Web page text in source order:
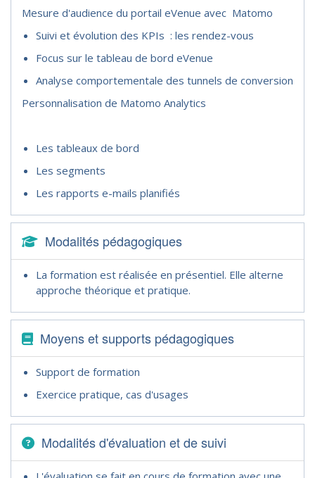
Mesure d'audience du portail eVenue avec Matomo
Suivi et évolution des KPIs : les rendez-vous
Focus sur le tableau de bord eVenue
Analyse comportementale des tunnels de conversion
Personnalisation de Matomo Analytics
Les tableaux de bord
Les segments
Les rapports e-mails planifiés
Modalités pédagogiques
La formation est réalisée en présentiel. Elle alterne
approche théorique et pratique.
Moyens et supports pédagogiques
Support de formation
Exercice pratique, cas d'usages
Modalités d'évaluation et de suivi